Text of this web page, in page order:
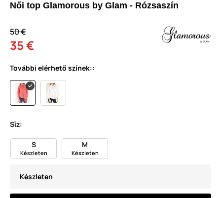
Női top Glamorous by Glam - Rózsaszín
50 €
35 €
További elérhető színek::
Sīz:
S
Készleten
M
Készleten
Készleten